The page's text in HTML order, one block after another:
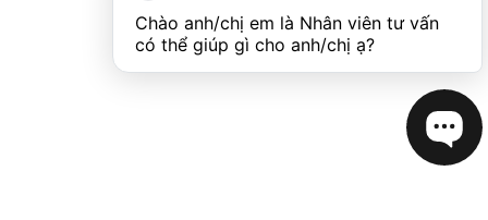
Chào anh/chị em là Nhân viên tư vấn
có thể giúp gì cho anh/chị ạ?